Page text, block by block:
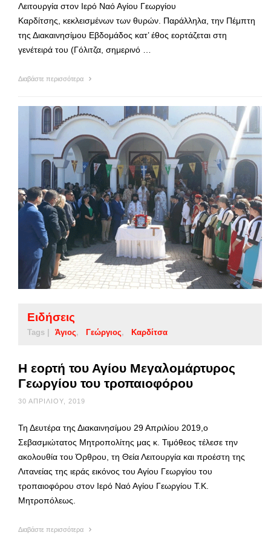
Λειτουργία στον Ιερό Ναό Αγίου Γεωργίου
Καρδίτσης, κεκλεισμένων των θυρών. Παράλληλα, την Πέμπτη
της Διακαινησίμου Εβδομάδος κατ’ έθος εορτάζεται στη
γενέτειρά του (Γόλιτζα, σημερινό …
Διαβάστε περισσότερα
Ειδήσεις
Tags | Άγιος Γεώργιος Καρδίτσα
Η εορτή του Αγίου Μεγαλομάρτυρος
Γεωργίου του τροπαιοφόρου
30 ΑΠΡΙΛΊΟΥ, 2019
Τη Δευτέρα της Διακαινησίμου 29 Απριλίου 2019,ο
Σεβασμιώτατος Μητροπολίτης μας κ. Τιμόθεος τέλεσε την
ακολουθία του Όρθρου, τη Θεία Λειτουργία και προέστη της
Λιτανείας της ιεράς εικόνος του Αγίου Γεωργίου του
τροπαιοφόρου στον Ιερό Ναό Αγίου Γεωργίου Τ.Κ.
Μητροπόλεως.
Διαβάστε περισσότερα